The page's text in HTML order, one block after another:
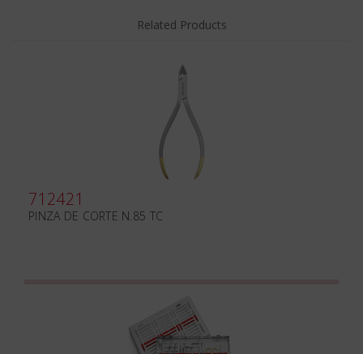
Related Products
712421
PINZA DE CORTE N.85 TC